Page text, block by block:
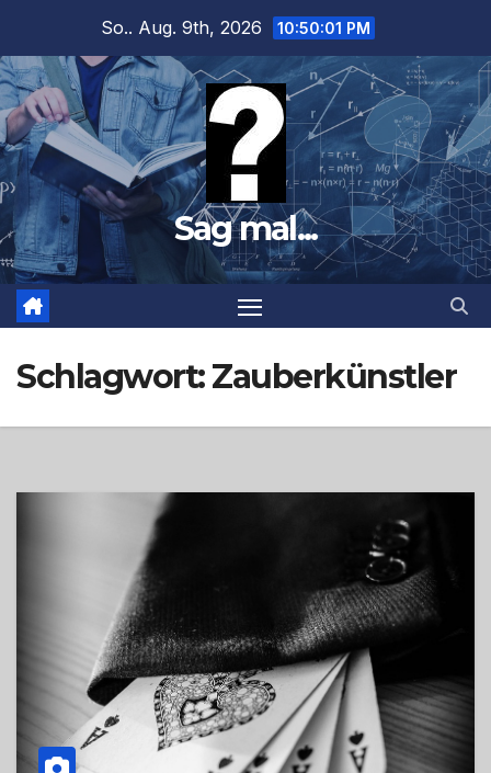
springen
So.. Aug. 9th, 2026 10:50:02 PM
Sag mal...
Schlagwort:Zauberkünstler